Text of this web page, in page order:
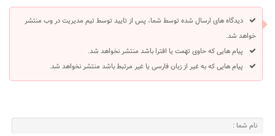
دیدگاه های ارسال شده توسط شما، پس از تایید توسط تیم مدیریت در وب منتشر
خواهد شد.
پیام هایی که حاوی تهمت یا افترا باشد منتشر نخواهد شد.
پیام هایی که به غیر از زبان فارسی یا غیر مرتبط باشد منتشر نخواهد شد.